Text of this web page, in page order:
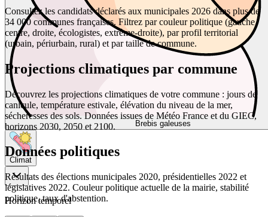
Brebis galeuses
Climat
Horizon temporel
Consultez les candidats déclarés aux municipales 2026 dans plus de
34 000 communes françaises. Filtrez par couleur politique (gauche,
centre, droite, écologistes, extrême-droite), par profil territorial
(urbain, périurbain, rural) et par taille de commune.
Projections climatiques par commune
Découvrez les projections climatiques de votre commune : jours de
canicule, température estivale, élévation du niveau de la mer,
sécheresses des sols. Données issues de Météo France et du GIEC,
horizons 2030, 2050 et 2100.
Données politiques
Résultats des élections municipales 2020, présidentielles 2022 et
législatives 2022. Couleur politique actuelle de la mairie, stabilité
politique, taux d'abstention.